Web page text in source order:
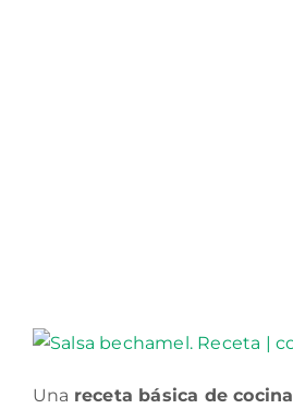
Una receta básica de cocina